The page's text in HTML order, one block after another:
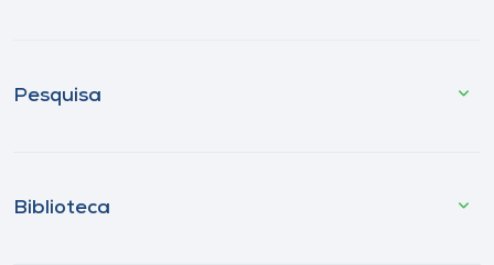
Pesquisa
Biblioteca